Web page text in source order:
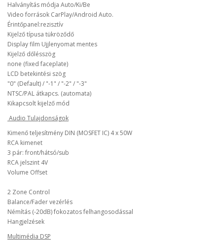
Halványítás módja Auto/Ki/Be
Video források CarPlay/Android Auto.
Érintőpanel:rezisztív
Kijelző típusa tükröződő
Display film Ujjlenyomat mentes
Kijelző dőlésszög
none (fixed faceplate)
LCD betekintési szög
"0" (Default) / "-1" / "-2" / "-3"
NTSC/PAL átkapcs. (automata)
Kikapcsolt kijelző mód
Audio Tulajdonságok
Kimenő teljesítmény DIN (MOSFET IC) 4 x 50W
RCA kimenet
3 pár: front/hátsó/sub
RCA jelszint 4V
Volume Offset
2 Zone Control
Balance/Fader vezérlés
Némítás (-20dB) fokozatos felhangosodással
Hangjelzések
Multimédia DSP